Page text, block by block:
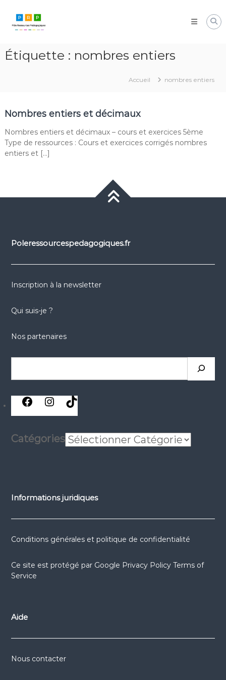
contenu
Pôle
Ressources
les
compétences
Étiquette : nombres entiers
Accueil nombres entiers
Nombres entiers et décimaux
Nombres entiers et décimaux – cours et exercices 5ème
Type de ressources : Cours et exercices corrigés nombres
entiers et […]
Poleressourcespedagogiques.fr
Inscription à la newsletter
Qui suis-je ?
Nos partenaires
réseaux réseaux
sociaux
réseaux
Catégories
Informations juridiques
Conditions générales et politique de confidentialité
Ce site est protégé par Google Privacy Policy Terms of
Service
Aide
Nous contacter